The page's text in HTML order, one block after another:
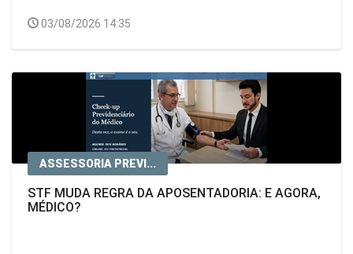
03/08/2026 14:35
ASSESSORIA PREVI...
STF MUDA REGRA DA APOSENTADORIA: E AGORA,
MÉDICO?